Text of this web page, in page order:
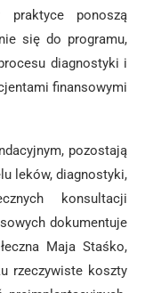
praktyce ponoszą
się do programu,
diagnostyki i
finansowymi
pozostają
leków, diagnostyki,
konsultacji
dokumentuje
Maja Staśko,
rzeczywiste koszty